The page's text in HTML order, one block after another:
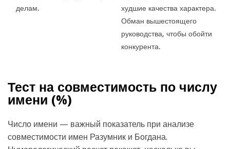
делам.
худшие качества характера.
Обман вышестоящего
руководства, чтобы обойти
конкурента.
Тест на совместимость по числу
имени (%)
Число имени — важный показатель при анализе
совместимости имен Разумник и Богдана.